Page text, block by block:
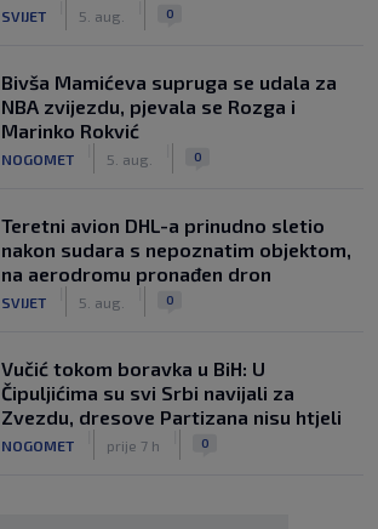
SVIJET 5. aug. 0
Bivša Mamićeva supruga se udala za
NBA zvijezdu, pjevala se Rozga i
Marinko Rokvić
NOGOMET 5. aug. 0
Teretni avion DHL-a prinudno sletio
nakon sudara s nepoznatim objektom,
na aerodromu pronađen dron
SVIJET 5. aug. 0
Vučić tokom boravka u BiH: U
Čipuljićima su svi Srbi navijali za
Zvezdu, dresove Partizana nisu htjeli
NOGOMET prije 7 h 0